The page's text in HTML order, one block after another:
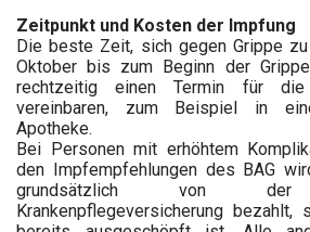
Zeitpunkt und Kosten der Impfung
Die beste Zeit, sich gegen Grippe
Oktober bis zum Beginn der
rechtzeitig einen Termin für die
vereinbaren, zum Beispiel in
Apotheke.
Bei Personen mit erhöhtem
den Impfempfehlungen des BAG
grundsätzlich von der
Krankenpflegeversicherung